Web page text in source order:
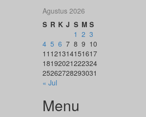
Agustus 2026
S R K J S M S
1 2 3
4 5 6 7 8 9 10
11 121314151617
18192021222324
25262728293031
« Jul
Menu